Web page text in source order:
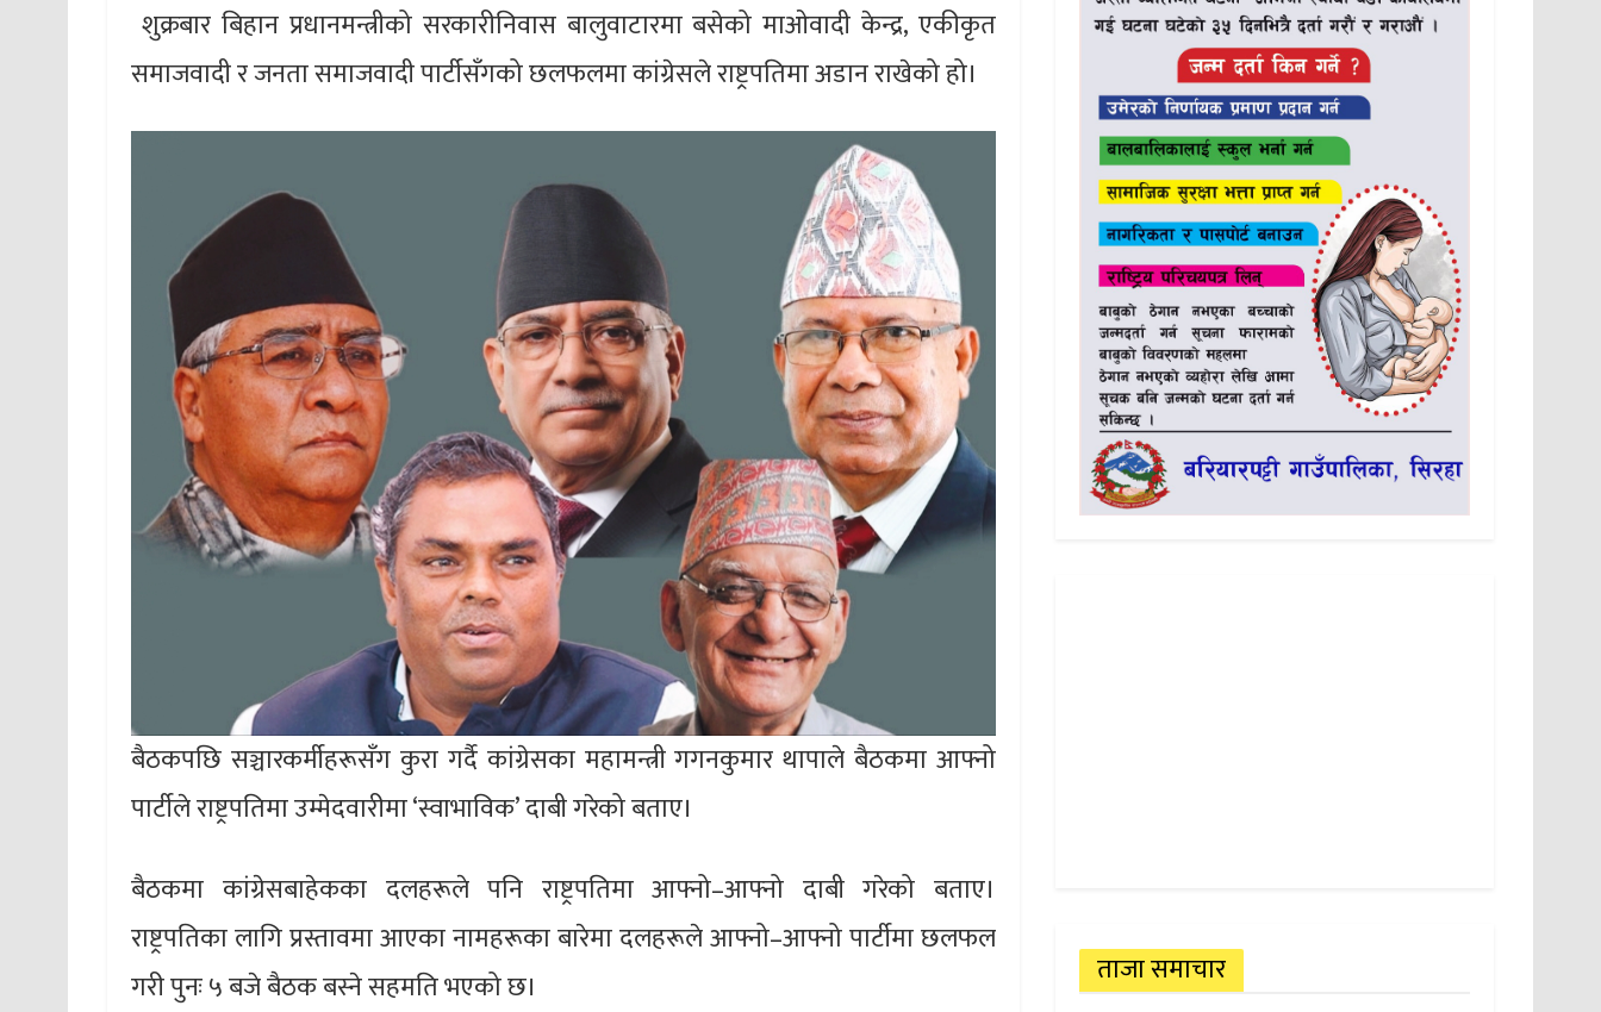
शुक्रबार बिहान प्रधानमन्त्रीको सरकारीनिवास बालुवाटारमा बसेको माओवादी केन्द्र, एकीकृत
समाजवादी र जनता समाजवादी पार्टीसँगको छलफलमा कांग्रेसले राष्ट्रपतिमा अडान राखेको हो।
बैठकपछि सञ्चारकर्मीहरूसँग कुरा गर्दै कांग्रेसका महामन्त्री गगनकुमार थापाले बैठकमा आफ्नो
पार्टीले राष्ट्रपतिमा उम्मेदवारीमा ‘स्वाभाविक’ दाबी गरेको बताए।
बैठकमा कांग्रेसबाहेकका दलहरूले पनि राष्ट्रपतिमा आफ्नो–आफ्नो दाबी गरेको बताए।
राष्ट्रपतिका लागि प्रस्तावमा आएका नामहरूका बारेमा दलहरूले आफ्नो–आफ्नो पार्टीमा छलफल
गरी पुनः ५ बजे बैठक बस्ने सहमति भएको छ।
ताजा समाचार